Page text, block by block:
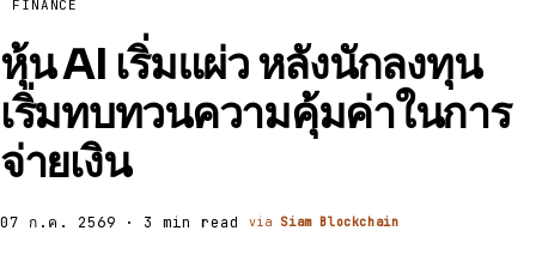
FINANCE
หุ้น AI เริ่มแผ่ว หลังนักลงทุน
เริ่มทบทวนความคุ้มค่าในการ
จ่ายเงิน
07 ก.ค. 2569 · 3 min read via Siam Blockchain